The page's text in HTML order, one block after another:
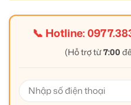
📞 Hotline:
(Hỗ trợ từ7:00